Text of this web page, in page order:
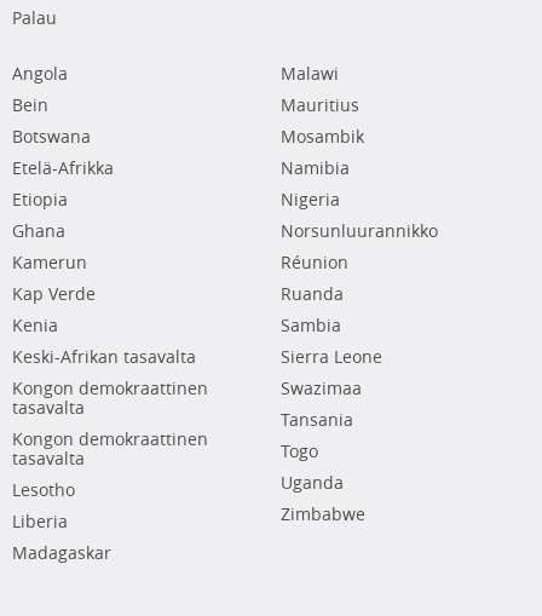
Palau
Angola
Bein
Botswana
Etelä-Afrikka
Etiopia
Ghana
Kamerun
Kap Verde
Kenia
Keski-Afrikan tasavalta
Kongon demokraattinen
tasavalta
Kongon demokraattinen
tasavalta
Lesotho
Liberia
Madagaskar
Malawi
Mauritius
Mosambik
Namibia
Nigeria
Norsunluurannikko
Réunion
Ruanda
Sambia
Sierra Leone
Swazimaa
Tansania
Togo
Uganda
Zimbabwe